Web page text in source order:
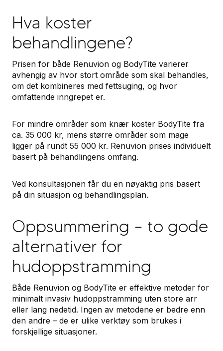
Hva koster
behandlingene?
Prisen for både Renuvion og BodyTite varierer
avhengig av hvor stort område som skal behandles,
om det kombineres med fettsuging, og hvor
omfattende inngrepet er.
For mindre områder som knær koster BodyTite fra
ca. 35 000 kr, mens større områder som mage
ligger på rundt 55 000 kr. Renuvion prises individuelt
basert på behandlingens omfang.
Ved konsultasjonen får du en nøyaktig pris basert
på din situasjon og behandlingsplan.
Oppsummering – to gode
alternativer for
hudoppstramming
Både Renuvion og BodyTite er effektive metoder for
minimalt invasiv hudoppstramming uten store arr
eller lang nedetid. Ingen av metodene er bedre enn
den andre – de er ulike verktøy som brukes i
forskjellige situasjoner.